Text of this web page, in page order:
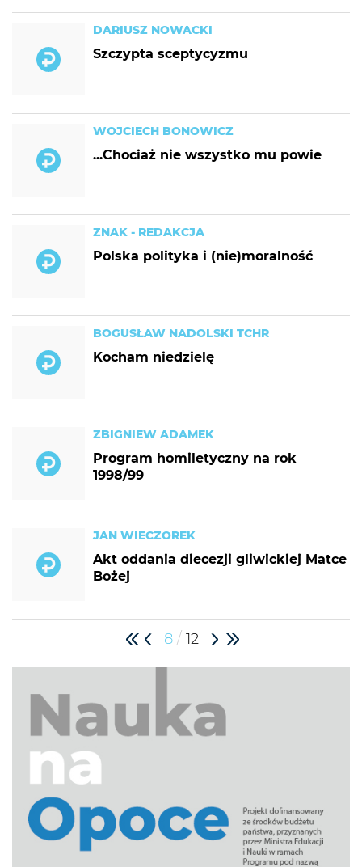
DARIUSZ NOWACKI
Szczypta sceptycyzmu
WOJCIECH BONOWICZ
...Chociaż nie wszystko mu powie
ZNAK - REDAKCJA
Polska polityka i (nie)moralność
BOGUSŁAW NADOLSKI TCHR
Kocham niedzielę
ZBIGNIEW ADAMEK
Program homiletyczny na rok
1998/99
JAN WIECZOREK
Akt oddania diecezji gliwickiej Matce
Bożej
8 / 12